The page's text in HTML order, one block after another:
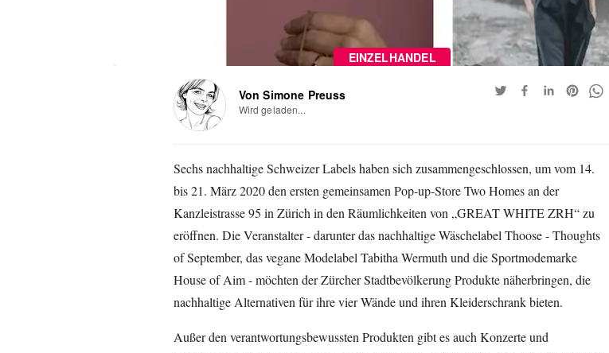
EINZELHANDEL
Von Simone Preuss
Wird geladen...
Sechs nachhaltige Schweizer Labels haben sich zusammengeschlossen, um vom 14.
bis 21. März 2020 den ersten gemeinsamen Pop-up-Store Two Homes an der
Kanzleistrasse 95 in Zürich in den Räumlichkeiten von „GREAT WHITE ZRH“ zu
eröffnen. Die Veranstalter - darunter das nachhaltige Wäschelabel Thoose - Thoughts
of September, das vegane Modelabel Tabitha Wermuth und die Sportmodemarke
House of Aim - möchten der Zürcher Stadtbevölkerung Produkte näherbringen, die
nachhaltige Alternativen für ihre vier Wände und ihren Kleiderschrank bieten.
Außer den verantwortungsbewussten Produkten gibt es auch Konzerte und